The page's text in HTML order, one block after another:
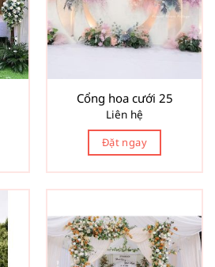
Cổng hoa cưới 25
Liên hệ
Đặt ngay